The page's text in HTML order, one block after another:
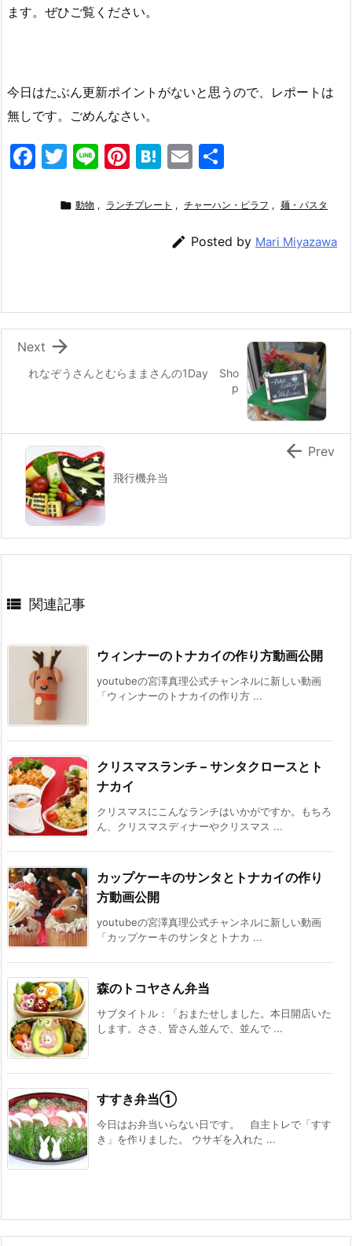
ます。ぜひご覧ください。
今日はたぶん更新ポイントがないと思うので、レポートは
無しです。ごめんなさい。
F
o
k
T
itt
Li
e
Pi
er
H
e
a
E
ai
l
 動物 , ランチプレート , チャーハン・ピラフ , 麺・パスタ
 Posted by Mari Miyazawa
れなぞうさんとむらままさんの1Day Sho
p

Next
飛行機弁当
 Prev
 関連記事
ウィンナーのトナカイの作り方動画公開
youtubeの宮澤真理公式チャンネルに新しい動画
「ウィンナーのトナカイの作り方 ...
クリスマスランチ – サンタクロースとト
ナカイ
クリスマスにこんなランチはいかがですか。もちろ
ん、クリスマスディナーやクリスマス ...
カップケーキのサンタとトナカイの作り
方動画公開
youtubeの宮澤真理公式チャンネルに新しい動画
「カップケーキのサンタとトナカ ...
森のトコヤさん弁当
サブタイトル：「おまたせしました。本日開店いた
します。ささ、皆さん並んで、並んで ...
すすき弁当①
今日はお弁当いらない日です。 自主トレで「すす
き」を作りました。 ウサギを入れた ...